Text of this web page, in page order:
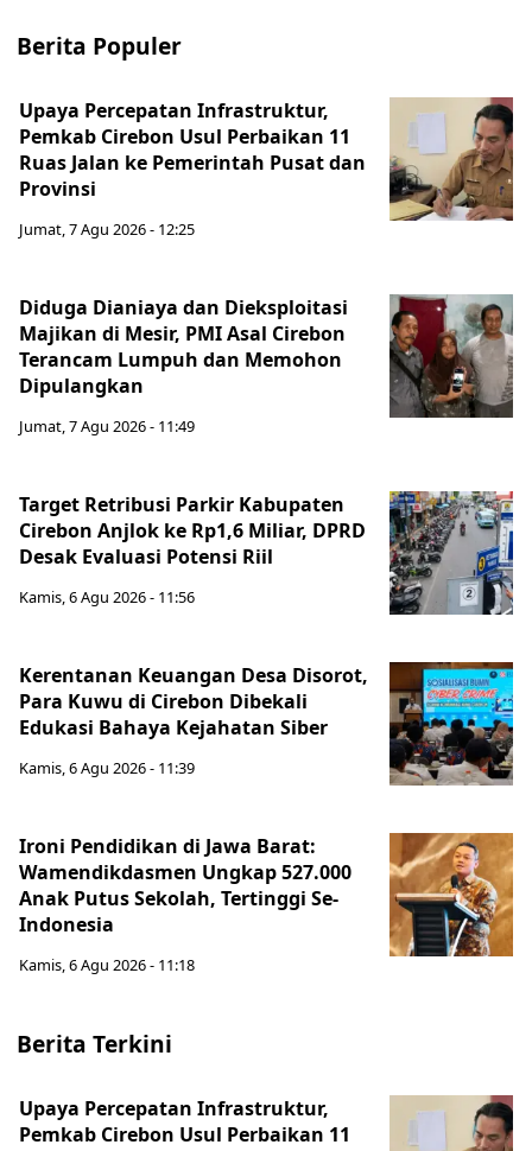
Berita Populer
Upaya Percepatan Infrastruktur,
Pemkab Cirebon Usul Perbaikan 11
Ruas Jalan ke Pemerintah Pusat dan
Provinsi
Jumat, 7 Agu 2026 - 12:25
Diduga Dianiaya dan Dieksploitasi
Majikan di Mesir, PMI Asal Cirebon
Terancam Lumpuh dan Memohon
Dipulangkan
Jumat, 7 Agu 2026 - 11:49
Target Retribusi Parkir Kabupaten
Cirebon Anjlok ke Rp1,6 Miliar, DPRD
Desak Evaluasi Potensi Riil
Kamis, 6 Agu 2026 - 11:56
Kerentanan Keuangan Desa Disorot,
Para Kuwu di Cirebon Dibekali
Edukasi Bahaya Kejahatan Siber
Kamis, 6 Agu 2026 - 11:39
Ironi Pendidikan di Jawa Barat:
Wamendikdasmen Ungkap 527.000
Anak Putus Sekolah, Tertinggi Se-
Indonesia
Kamis, 6 Agu 2026 - 11:18
Berita Terkini
Upaya Percepatan Infrastruktur,
Pemkab Cirebon Usul Perbaikan 11